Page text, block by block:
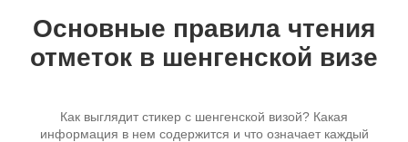
Основные правила чтения
отметок в шенгенской визе
Как выглядит стикер с шенгенской визой? Какая
информация в нем содержится и что означает каждый